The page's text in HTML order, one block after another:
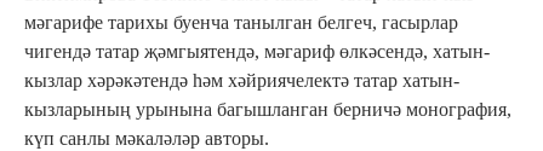
мәгарифе тарихы буенча танылган белгеч, гасырлар
чигендә татар җәмгыятендә, мәгариф өлкәсендә, хатын-
кызлар хәрәкәтендә һәм хәйриячелектә татар хатын-
кызларының урынына багышланган берничә монография,
күп санлы мәкаләләр авторы.